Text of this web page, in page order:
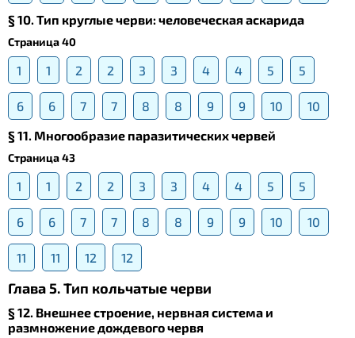
§ 10. Тип круглые черви: человеческая аскарида
Страница 40
1 1 2 2 3 3 4 4 5 5
6 6 7 7 8 8 9 9 10
10
§ 11. Многообразие паразитических червей
Страница 43
1 1 2 2 3 3 4 4 5 5
6 6 7 7 8 8 9 9 10 10
11 11 12 12
Глава 5. Тип кольчатые черви
§ 12. Внешнее строение, нервная система и
размножение дождевого червя